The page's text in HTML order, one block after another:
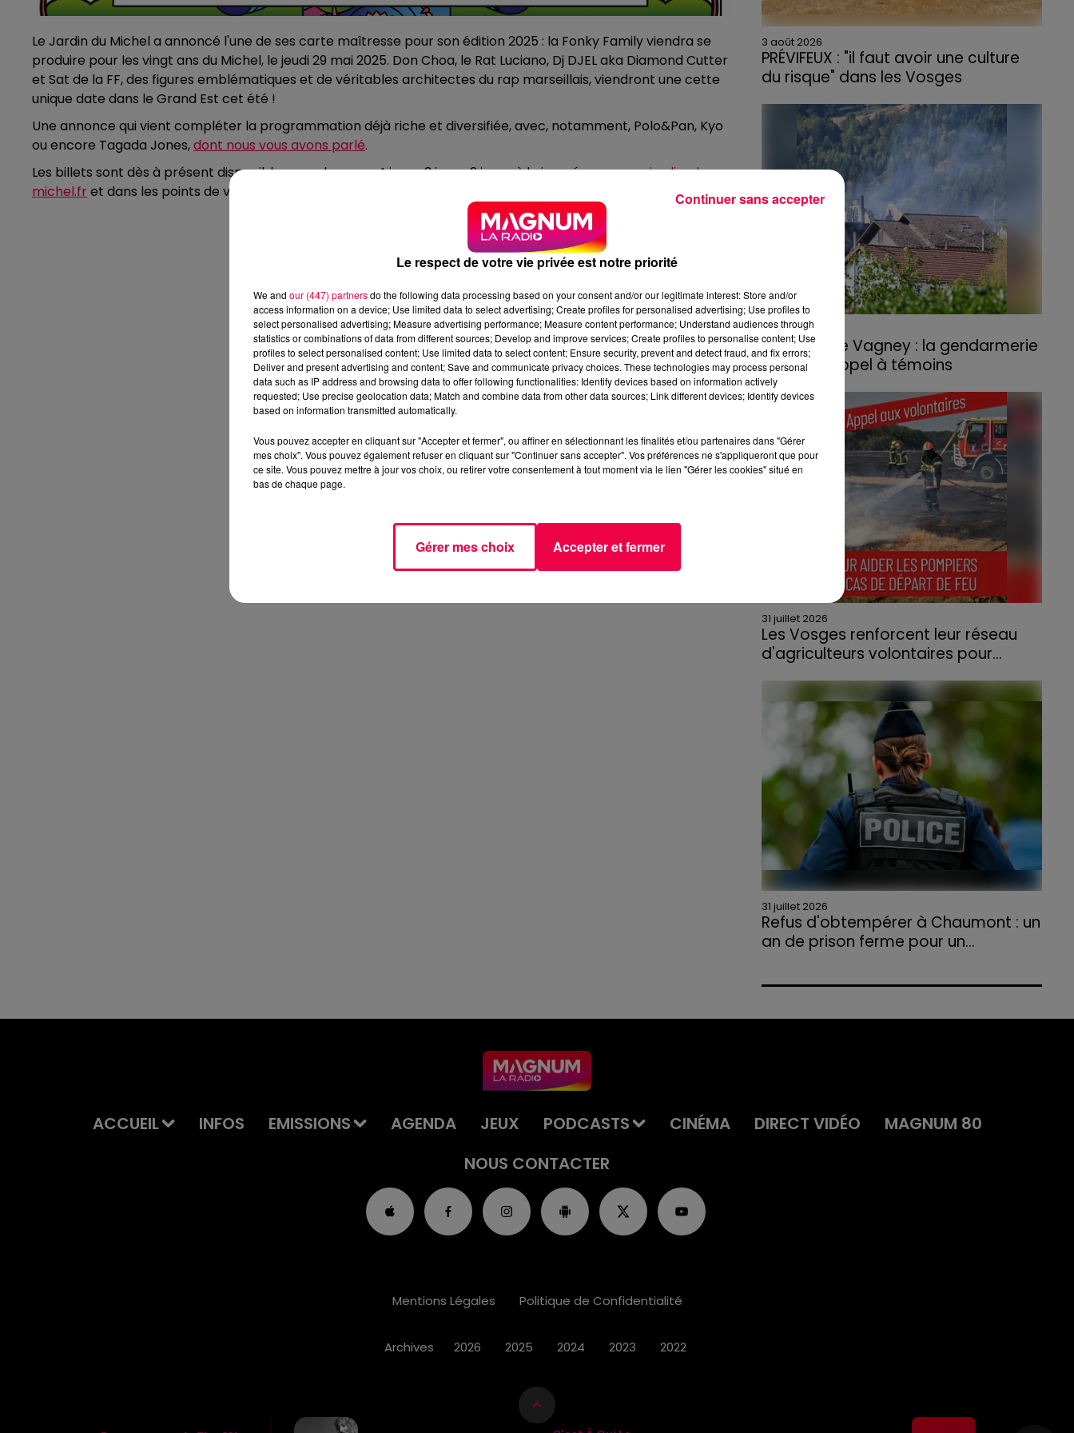
Le Jardin du Michel a annoncé l'une de ses carte maîtresse pour son édition 2025 : la Fonky Family viendra se
produire pour les vingt ans du Michel, le jeudi 29 mai 2025. Don Choa, le Rat Luciano, Dj DJEL aka Diamond Cutter
et Sat de la FF, des figures emblématiques et de véritables architectes du rap marseillais, viendront une cette
unique date dans le Grand Est cet été !
Une annonce qui vient compléter la programmation déjà riche et diversifiée, avec, notamment, Polo&Pan, Kyo
ou encore Tagada Jones,dont nous vous avons parlé.
Les billets sont dès à présent disponibles pour les pass 4 jours, 3 jours, 2 jours, à la journée, surwww.jardin-du-
michel.fr et dans les points de vente habituels.
3 août 2026
PRÉVIFEUX : "il faut avoir une culture
du risque" dans les Vosges
3 août 2026
Incendie de Vagney : la gendarmerie
lance un appel à témoins
Le feu, parti d'une haie avant de se propager
au quartier résidentiel, avait détruit deux
habitations et contraint à l'évacuation d'une
centaine de personnes.
31 juillet 2026
Les Vosges renforcent leur réseau
d'agriculteurs volontaires pour...
départs de feu, la Chambre d'agriculture
des Vosges a lancé un appel aux
agriculteurs volontaires pour venir en aide...
31 juillet 2026
Refus d'obtempérer à Chaumont : un
an de prison ferme pour un...
l'annulation de son permis et la confiscation
ACCUEIL INFOS EMISSIONS AGENDA JEUX PODCASTS CINÉMA DIRECT VIDÉO
MAGNUM 80
NOUS CONTACTER
Mentions Légales Politique de Confidentialité
Archives 2026 2025 2024 2023 2022
Le respect de votre vie privée est notre priorité
We and our (447) partnersdo the following data processing based on your consent and/or our legitimate interest: Store and/or
access information on a device; Use limited data to select advertising; Create profiles for personalised advertising; Use profiles to
select personalised advertising; Measure advertising performance; Measure content performance; Understand audiences through
statistics or combinations of data from different sources; Develop and improve services; Create profiles to personalise content; Use
profiles to select personalised content; Use limited data to select content; Ensure security, prevent and detect fraud, and fix errors;
Deliver and present advertising and content; Save and communicate privacy choices. These technologies may process personal
data such as IP address and browsing data to offer following functionalities: Identify devices based on information actively
requested; Use precise geolocation data; Match and combine data from other data sources; Link different devices; Identify devices
based on information transmitted automatically.
Vous pouvez accepter en cliquant sur "Accepter et fermer", ou affiner en sélectionnant les finalités et/ou partenaires dans "Gérer
mes choix". Vous pouvez également refuser en cliquant sur "Continuer sans accepter". Vos préférences ne s'appliqueront que pour
ce site. Vous pouvez mettre à jour vos choix, ou retirer votre consentement à tout moment via le lien "Gérer les cookies" situé en
bas de chaque page.
Gérer mes choix Accepter et fermer
Continuer sans accepter